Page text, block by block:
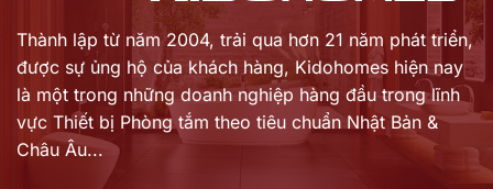
Thành lập từ năm 2004, trải qua hơn 21 năm phát triển,
được sự ủng hộ của khách hàng, Kidohomes hiện nay
là một trong những doanh nghiệp hàng đầu trong lĩnh
vực Thiết bị Phòng tắm theo tiêu chuẩn Nhật Bản &
Châu Âu...